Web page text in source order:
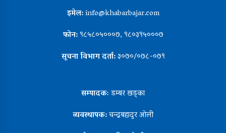
इमेल:info@khabarbajar.com
फोन:९८५८०५०००७, ९८०३९५०००७
सूचना विभाग दर्ता:३०७०/०७८-०७९
सम्पादकःडम्बर खड्का
व्यवस्थापक:चन्द्रबहादुर ओली